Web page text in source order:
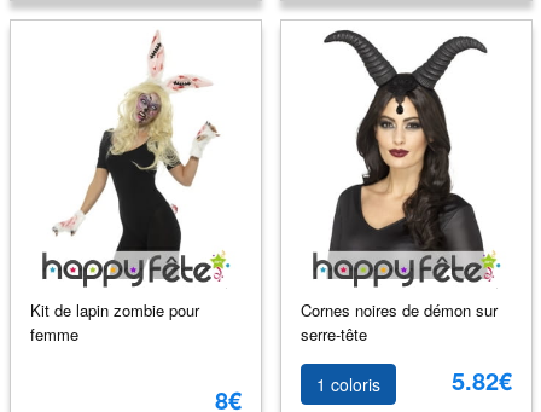
Kit de lapin zombie pour
femme
8€
Cornes noires de démon sur
serre-tête
1 coloris 5.82€